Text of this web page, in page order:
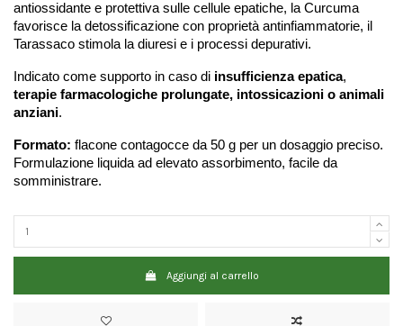
antiossidante e protettiva sulle cellule epatiche, la Curcuma
favorisce la detossificazione con proprietà antinfiammatorie, il
Tarassaco stimola la diuresi e i processi depurativi.
Indicato come supporto in caso di insufficienza epatica
terapie farmacologiche prolungate, intossicazioni o animali
anziani.
Formato:
Formulazione liquida ad elevato assorbimento, facile da
somministrare.
Aggiungi al carrello